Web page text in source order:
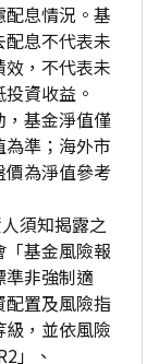
息情況。基
息不代表未
，不代表未
資收益。
基金淨值僅
準；海外市
為淨值參考
須知揭露之
基金風險報
準非強制適
配置及風險指
，並依風險
」、